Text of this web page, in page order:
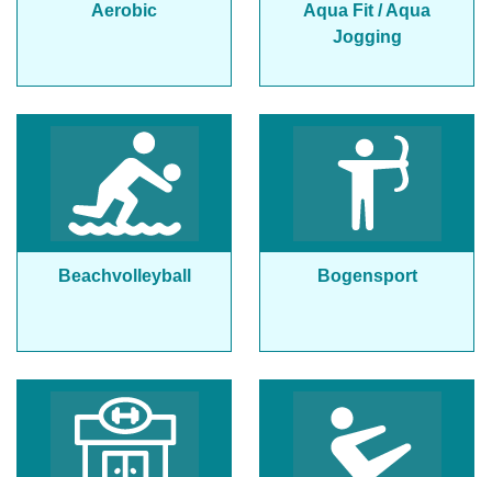
Aerobic
Aqua Fit / Aqua
Jogging
Beachvolleyball Bogensport